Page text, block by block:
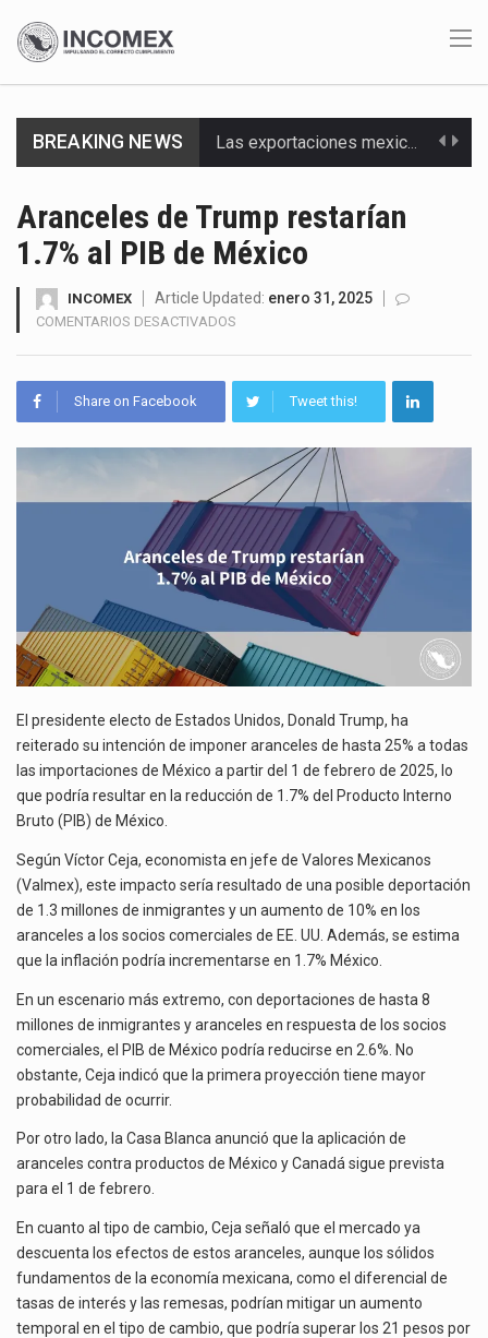
BREAKING NEWS En el primer semestre de 2026, el Servicio de Administración Tributaria (SAT) cobró un total…
Ante la suspensión temporal de las inspecciones sanitarias del Departamento de Agricultura de Estados Unidos…
Los créditos fiscales determinados a empresas IMMEX rara vez nacen de una interpretación equivocada de…
La inversión fija bruta en México registró un aumento de 1.1% interanual en mayo de…
El gobierno de Estados Unidos anunciará un arancel del 15 % sobre los productos fabricados…
Aranceles de Trump restarían
1.7% al PIB de México
INCOMEX Article Updated: enero 31, 2025
COMENTARIOS DESACTIVADOS
TRUMP
RESTARÍAN
PIB
DE
MÉXICO
Share on Facebook Tweet this!
El presidente electo de Estados Unidos, Donald Trump, ha
reiterado su intención de imponer aranceles de hasta 25% a todas
las importaciones de México a partir del 1 de febrero de 2025, lo
que podría resultar en la reducción de 1.7% del Producto Interno
Bruto (PIB) de México.
Según Víctor Ceja, economista en jefe de Valores Mexicanos
(Valmex), este impacto sería resultado de una posible deportación
de 1.3 millones de inmigrantes y un aumento de 10% en los
aranceles a los socios comerciales de EE. UU. Además, se estima
que la inflación podría incrementarse en 1.7% México.
En un escenario más extremo, con deportaciones de hasta 8
millones de inmigrantes y aranceles en respuesta de los socios
comerciales, el PIB de México podría reducirse en 2.6%. No
obstante, Ceja indicó que la primera proyección tiene mayor
probabilidad de ocurrir.
Por otro lado, la Casa Blanca anunció que la aplicación de
aranceles contra productos de México y Canadá sigue prevista
para el 1 de febrero.
En cuanto al tipo de cambio, Ceja señaló que el mercado ya
descuenta los efectos de estos aranceles, aunque los sólidos
fundamentos de la economía mexicana, como el diferencial de
tasas de interés y las remesas, podrían mitigar un aumento
temporal en el tipo de cambio, que podría superar los 21 pesos por